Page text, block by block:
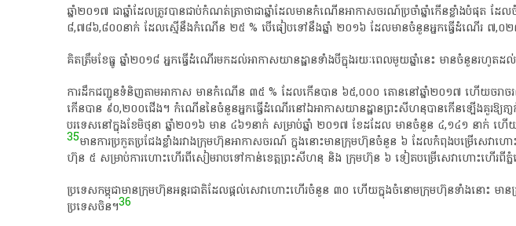
ឆ្នាំ​២០១៧​ ជា​ឆ្នាំ​ដែល​ត្រូវ​បាន​ជាប់​កំណត់​ត្រា​ថា​ជា​ឆ្នាំ​ដែល​មាន​កំណើន​អាកាសចរណ៍​ប្រចាំឆ្នាំ​កើន​ខ្លាំង​បំផុត​
៨,៧៨៦,៨០០​នាក់​ ដែល​ស្មើនឹង​កំណើន​ ២៥​ %​ បើ​ធៀប​ទៅ​នឹង​ឆ្នាំ​ ២០១៦​ ដែល​មាន​ចំនួន​អ្នក​ធ្វើ​ដំណើរ​ ៧,០
គិត​ត្រឹម​ខែធ្នូ​ ឆ្នាំ​២០១៨​ អ្នក​ធ្វើ​ដំណើរ​មក​ដល់​អាកាសយានដ្ឋាន​ទាំង​បី​ក្នុង​រយៈពេល​មួយ​ឆ្នាំ​នេះ​ មាន​ចំនួន​រហូត​
ការ​ដឹក​ជញ្ជូន​ទំនិញ​តាម​អាកាស​ មាន​កំណើន​ ៣៥​ %​ ដែល​កើន​បាន​ ៦៥,០០០​ តោន​នៅ​ឆ្នាំ​២០១៧​ ហើយ​ចរ
កើន​បាន​ ៩០,២០០​ជើង​។​ កំណើន​នៃ​ចំនួន​អ្នក​ធ្វើ​ដំណើរ​នៅ​ឯអាកាស​យានដ្ឋាន​ព្រះ​សីហ​នុ​បាន​កើនឡើង​គួរ​ឱ្យ​ភា្
បរទេស​នៅ​ក្នុង​ខែមិថុនា​ ឆ្នាំ​២០១៦​ មាន​ ៤៦១​នាក់​ សម្រាប់​ឆ្នាំ​ ២០១៧​ ខែ​ដដែល​ មាន​ចំនួន​ ៤,១៤១​ នាក់​ ហ
35មានការ​ប្រកួតប្រជែង​ខ្លាំង​រវាង​ក្រុមហ៊ុន​អាកាសចរណ៍​ ក្នុង​នោះ​មាន​ក្រុមហ៊ុន​ចំនួន​ ៦​ ដែល​កំពុង​បម្រើសេវា​ហោ
ហ៊ុន​ ៥​ សម្រាប់​ការ​ហោះហើរ​ពី​សៀមរាប​ទៅ​កាន់​ខេត្ត​ព្រះ​សីហ​នុ​ និង​ ក្រុមហ៊ុន​ ៦​ ទៀត​បម្រើសេវា​ហោះហើរ​ពី​ភ្នំ
ប្រទេស​កម្ពុជា​មាន​ក្រុមហ៊ុន​អន្តរជាតិ​ដែល​ផ្តល់​សេវា​ហោះហើរ​ចំនួន​ ៣០​ ហើយ​ក្នុង​ចំនោម​ក្រុមហ៊ុន​ទាំងនោះ​
ប្រទេស​ចិន​។​36